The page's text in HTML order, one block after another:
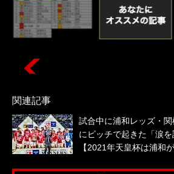
関連記事
試合中に浦和レッズ・
にピッチで起きた「涙
【2021年天皇杯は浦和が